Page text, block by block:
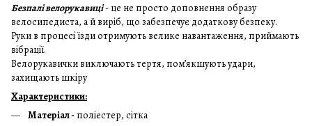
Безпалі велорукавиці- це не просто доповнення образу
велосипедиста, а й виріб, що забезпечує додаткову безпеку.
Руки в процесі їзди отримують велике навантаження, приймають
вібрації.
Велорукавички виключають тертя, пом’якшують удари,
захищають шкіру
Характеристики:
Матеріал - поліестер, сітка